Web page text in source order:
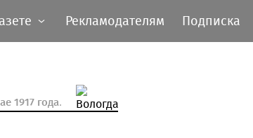
Рекламодателям Подписка
1917 года.